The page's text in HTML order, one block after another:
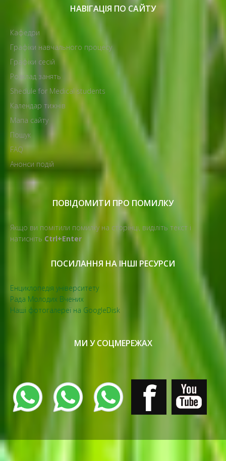
НАВІГАЦІЯ ПО САЙТУ
Кафедри
Графіки навчального процесу
Графіки сесій
Розклад занять
Shedule for Medical students
Календар тижнів
Мапа сайту
Пошук
FAQ
Анонси подій
ПОВІДОМИТИ ПРО ПОМИЛКУ
Якщо ви помітили помилку на сторінці, виділіть текст і
натисніть Ctrl+Enter
ПОСИЛАННЯ НА ІНШІ РЕСУРСИ
Енциклопедія університету
Рада Молодих Вчених
Наші фотогалереї на GoogleDisk
МИ У СОЦМЕРЕЖАХ